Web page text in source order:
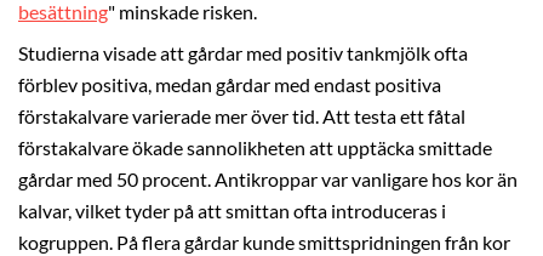
besättning" minskade risken.
Studierna visade att gårdar med positiv tankmjölk ofta
förblev positiva, medan gårdar med endast positiva
förstakalvare varierade mer över tid. Att testa ett fåtal
förstakalvare ökade sannolikheten att upptäcka smittade
gårdar med 50 procent. Antikroppar var vanligare hos kor än
kalvar, vilket tyder på att smittan ofta introduceras i
kogruppen. På flera gårdar kunde smittspridningen från kor